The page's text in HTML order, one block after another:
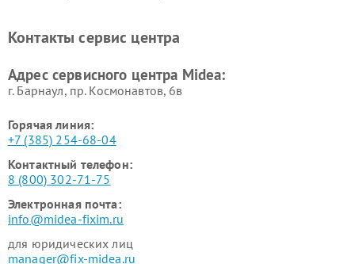
пылесосов Midea
Midea
Контакты сервис центра
Адрес сервисного центра Midea:
г. Барнаул, ​пр. Космонавтов, 6в
Горячая линия:
+7 (385) 254-68-04
Контактный телефон:
8 (800) 302-71-75
Электронная почта:
info@midea-fixim.ru
для юридических лиц
manager@fix-midea.ru